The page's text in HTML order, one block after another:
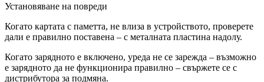
Установяване на повреди
Когато картата с паметта, не влиза в устройството, проверете
дали е правилно поставена – с металната пластина надолу.
Когато зарядното е включено, уреда не се зарежда – възможно
е зарядното да не функционира правилно – свържете се с
дистрибутора за подмяна.